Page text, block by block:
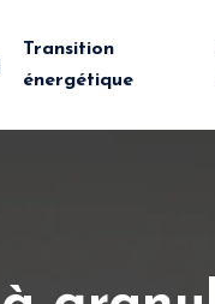
Transition
énergétique